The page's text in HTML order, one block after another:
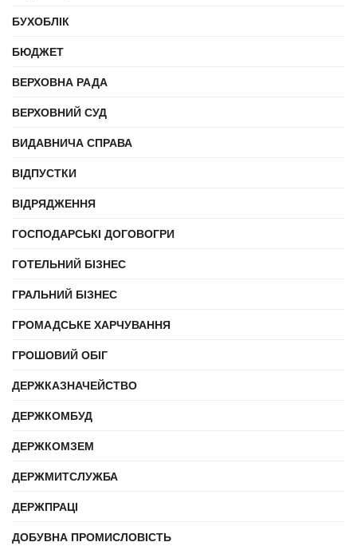
БУХОБЛІК
БЮДЖЕТ
ВЕРХОВНА РАДА
ВЕРХОВНИЙ СУД
ВИДАВНИЧА СПРАВА
ВІДПУСТКИ
ВІДРЯДЖЕННЯ
ГОСПОДАРСЬКІ ДОГОВОГРИ
ГОТЕЛЬНИЙ БІЗНЕС
ГРАЛЬНИЙ БІЗНЕС
ГРОМАДСЬКЕ ХАРЧУВАННЯ
ГРОШОВИЙ ОБІГ
ДЕРЖКАЗНАЧЕЙСТВО
ДЕРЖКОМБУД
ДЕРЖКОМЗЕМ
ДЕРЖМИТСЛУЖБА
ДЕРЖПРАЦІ
ДОБУВНА ПРОМИСЛОВІСТЬ